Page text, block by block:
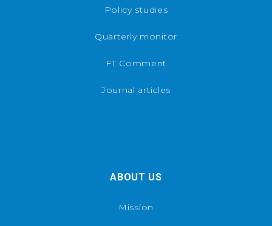
Policy studies
Quarterly monitor
FT Comment
Journal articles
ABOUT US
Mission